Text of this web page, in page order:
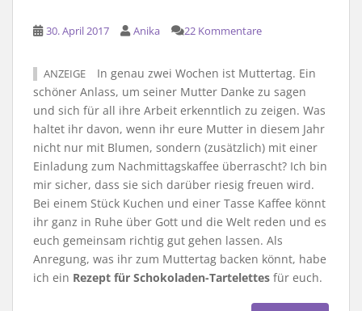
30. April 2017 Anika 22 Kommentare
ANZEIGE
In genau zwei Wochen ist Muttertag. Ein
schöner Anlass, um seiner Mutter Danke zu sagen
und sich für all ihre Arbeit erkenntlich zu zeigen. Was
haltet ihr davon, wenn ihr eure Mutter in diesem Jahr
nicht nur mit Blumen, sondern (zusätzlich) mit einer
Einladung zum Nachmittagskaffee überrascht? Ich bin
mir sicher, dass sie sich darüber riesig freuen wird.
Bei einem Stück Kuchen und einer Tasse Kaffee könnt
ihr ganz in Ruhe über Gott und die Welt reden und es
euch gemeinsam richtig gut gehen lassen. Als
Anregung, was ihr zum Muttertag backen könnt, habe
ich ein Rezept für Schokoladen-Tartelettes für euch.